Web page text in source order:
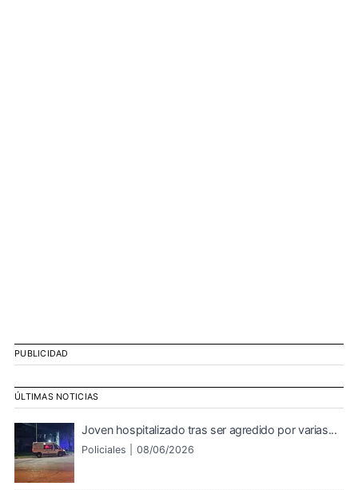
PUBLICIDAD
ÚLTIMAS NOTICIAS
Joven hospitalizado tras ser agredido por varias...
Policiales | 08/06/2026